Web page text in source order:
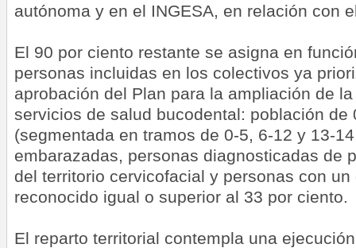
autónoma y en el INGESA, en relación con
El 90 por ciento restante se asigna en
personas incluidas en los colectivos ya
aprobación del Plan para la ampliación de
servicios de salud bucodental: población de
(segmentada en tramos de 0-5, 6-12 y 13-
embarazadas, personas diagnosticadas de
del territorio cervicofacial y personas con
reconocido igual o superior al 33 por ciento.
El reparto territorial contempla una